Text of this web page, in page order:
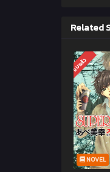
Related
จบแล้ว
NOVEL